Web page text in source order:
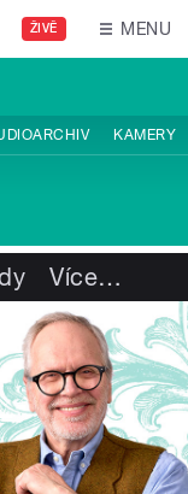
ŽIVĚ MENU
KAMERY
Více…